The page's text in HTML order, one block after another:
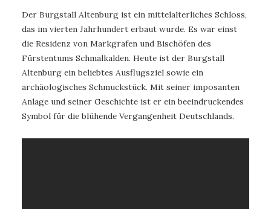
Der Burgstall Altenburg ist ein mittelalterliches Schloss,
das im vierten Jahrhundert erbaut wurde. Es war einst
die Residenz von Markgrafen und Bischöfen des
Fürstentums Schmalkalden. Heute ist der Burgstall
Altenburg ein beliebtes Ausflugsziel sowie ein
archäologisches Schmuckstück. Mit seiner imposanten
Anlage und seiner Geschichte ist er ein beeindruckendes
Symbol für die blühende Vergangenheit Deutschlands.